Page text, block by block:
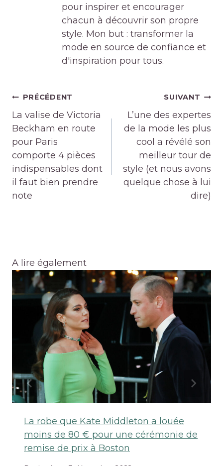
pour inspirer et encourager
chacun à découvrir son propre
style. Mon but : transformer la
mode en source de confiance et
d'inspiration pour tous.
Navigation
de
l’article
PRÉCÉDENT
La valise de Victoria
Beckham en route
pour Paris
comporte 4 pièces
indispensables dont
il faut bien prendre
note
SUIVANT
L’une des expertes
de la mode les plus
cool a révélé son
meilleur tour de
style (et nous avons
quelque chose à lui
dire)
A lire également
La robe que Kate Middleton a louée
moins de 80 € pour une cérémonie de
remise de prix à Boston